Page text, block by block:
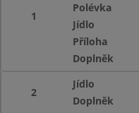
1
Polévka
Jídlo
Příloha
Doplněk
2
Jídlo
Doplněk